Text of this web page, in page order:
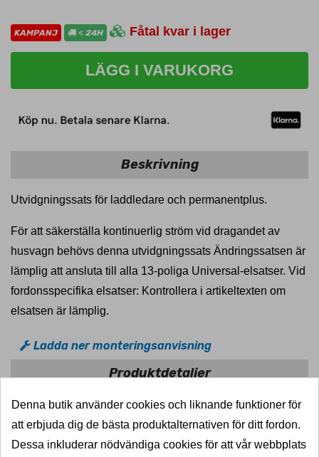
KAMPANJ 24H Fåtal kvar i lager
LÄGG I VARUKORG
Beskrivning
Utvidgningssats för laddledare och permanentplus.
För att säkerställa kontinuerlig ström vid dragandet av
husvagn behövs denna utvidgningssats Ändringssatsen är
lämplig att ansluta till alla 13-poliga Universal-elsatser. Vid
fordonsspecifika elsatser: Kontrollera i artikeltexten om
elsatsen är lämplig.
Ladda ner monteringsanvisning
Produktdetaljer
Denna butik använder cookies och liknande funktioner för
att erbjuda dig de bästa produktalternativen för ditt fordon.
Dessa inkluderar nödvändiga cookies för att vår webbplats